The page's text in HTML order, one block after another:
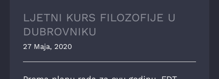
LJETNI KURS FILOZOFIJE U
DUBROVNIKU
27 Maja, 2020